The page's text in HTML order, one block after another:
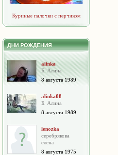
Куриные палочки с перчиком
ДНИ РОЖДЕНИЯ
alinka
Б. Алина
8 августа 1989
alinka08
Б. Алина
8 августа 1989
lenozka
серебрякова
елена
8 августа 1975